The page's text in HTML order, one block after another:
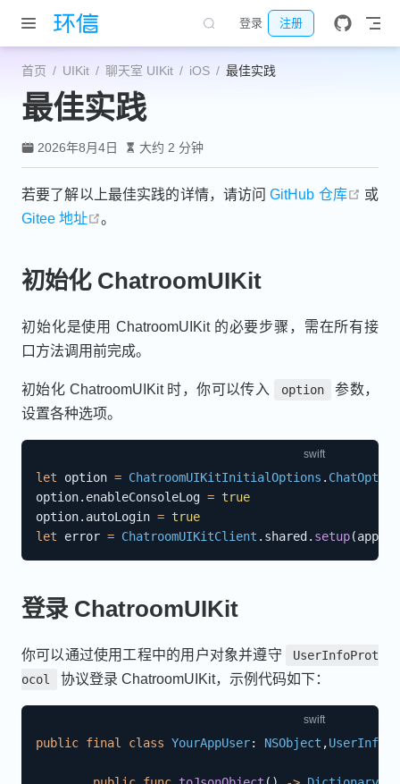
跳至主要內容
登录 注册
首页 UIKit 聊天室 UIKit iOS 最佳实践
最佳实践
2026年8月4日 大约 2 分钟
若要了解以上最佳实践的详情，请访问GitHub 仓库 open
或
Gitee 地址
open in new window
。
初始化 ChatroomUIKit
初始化是使用 ChatroomUIKit 的必要步骤，需在所有接
口方法调用前完成。
初始化 ChatroomUIKit 时，你可以传入 option
参数，
设置各种选项。
let option = ChatroomUIKitInitialOptions .
option. enableConsoleLog = true
option. autoLogin = true
let error = ChatroomUIKitClient . shared . setup(appKey
登录 ChatroomUIKit
你可以通过使用工程中的用户对象并遵守
UserInfoProt
ocol
协议登录 ChatroomUIKit，示例代码如下：
public final class YourAppUser: NSObject ,